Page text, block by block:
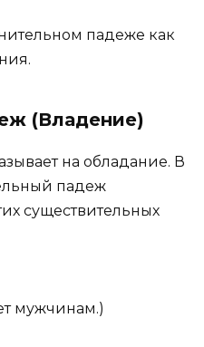
падеже как
(Владение)
на обладание. В
падеж
существительных
мужчинам.)